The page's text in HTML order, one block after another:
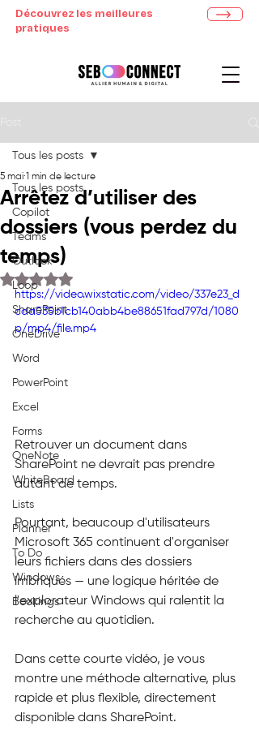
Découvrez les meilleures
pratiques
Tous les posts
Copilot
Teams
Outlook
Loop
SharePoint
OneDrive
Word
PowerPoint
Excel
Forms
OneNote
WhiteBoard
Lists
Planner
To Do
Windows
Bookings
Tous les posts
Arrêtez d’utiliser des
dossiers (vous perdez du
temps)
5 mai 1 min de lecture
Noté NaN étoiles sur 5.
https://video.wixstatic.com/video/337e23_d
cda535b1cb140abb4be88651fad797d/1080
p/mp4/file.mp4
Retrouver un document dans
SharePoint ne devrait pas prendre
autant de temps.
Pourtant, beaucoup d'utilisateurs
Microsoft 365 continuent d'organiser
leurs fichiers dans des dossiers
imbriqués — une logique héritée de
l'explorateur Windows qui ralentit la
recherche au quotidien.
Dans cette courte vidéo, je vous
montre une méthode alternative, plus
rapide et plus flexible, directement
disponible dans SharePoint.